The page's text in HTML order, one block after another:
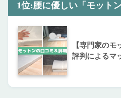
1位:腰に優しい「モットン
【専門家のモ
評判によるマ